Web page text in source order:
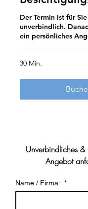
Der Termin ist für
unverbindlich.
ein persönliches
30 Min.
Unverbindliches &
Angebot
Name / Firma: *